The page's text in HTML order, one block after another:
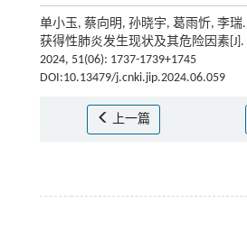
单小玉, 蔡向明, 孙晓宇, 葛雨忻, 李
获得性肺炎发生现状及其危险因素[J].
2024, 51(06): 1737-1739+1745
DOI:10.13479/j.cnki.jip.2024.06.059
上一篇